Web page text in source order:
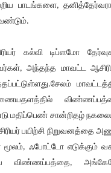
பாடங்களை,
கல்வி டிப்ளமோ
அந்தந்த மாவட்ட
மதிப்பெண் சான்றிதழ்
பயிற்சி நிறுவனத்தை
ஃபோட்டோ எடுக்கும்
விண்ணப்பத்தை,